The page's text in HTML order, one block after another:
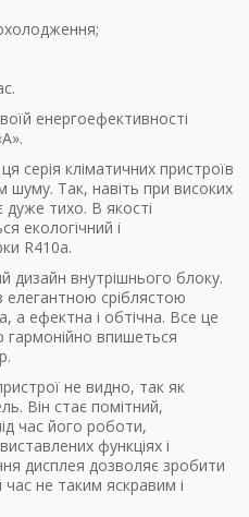
енергоефективності
серія кліматичних пристроїв
шуму. Так, навіть при високих
тихо. В якості
екологічний і
R410a.
дизайн внутрішнього блоку.
елегантною сріблястою
а ефектна і обтічна. Все це
гармонійно впишеться
не видно, так як
Він стає помітний,
час його роботи,
функціях і
дисплея дозволяє зробити
не таким яскравим і